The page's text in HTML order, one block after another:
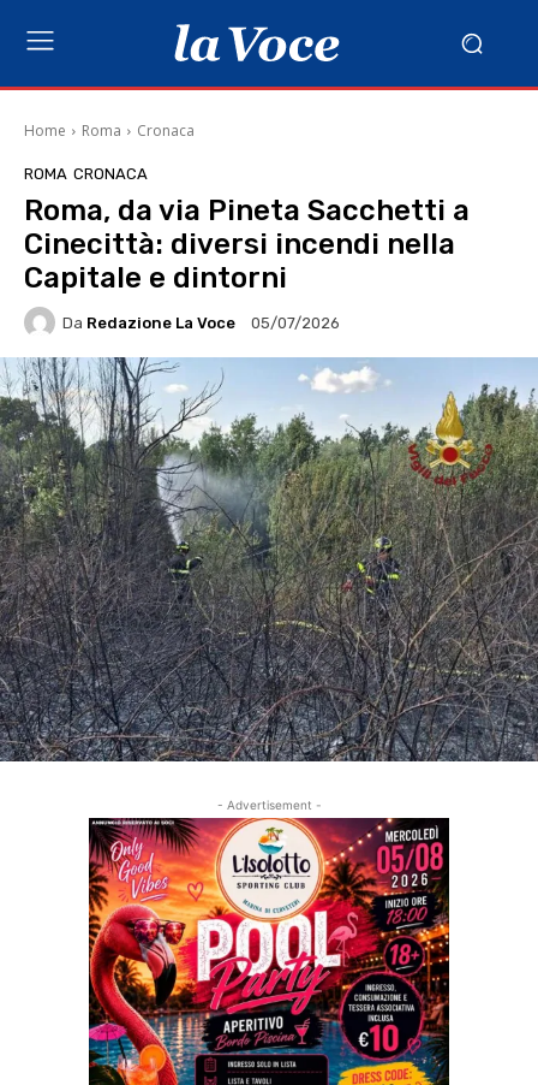
Home Roma Cronaca
ROMA CRONACA
Roma, da via Pineta Sacchetti a
Cinecittà: diversi incendi nella
Capitale e dintorni
Da Redazione La Voce 05/07/2026
- Advertisement -